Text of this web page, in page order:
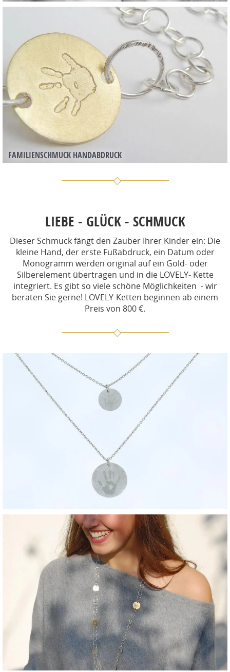
FAMILIENSCHMUCK HANDABDRUCK
LIEBE - GLÜCK - SCHMUCK
Dieser Schmuck fängt den Zauber Ihrer Kinder ein: Die
kleine Hand, der erste Fußabdruck, ein Datum oder
Monogramm werden original auf ein Gold- oder
Silberelement übertragen und in die LOVELY- Kette
integriert. Es gibt so viele schöne Möglichkeiten - wir
beraten Sie gerne! LOVELY-Ketten beginnen ab einem
Preis von 800 €.